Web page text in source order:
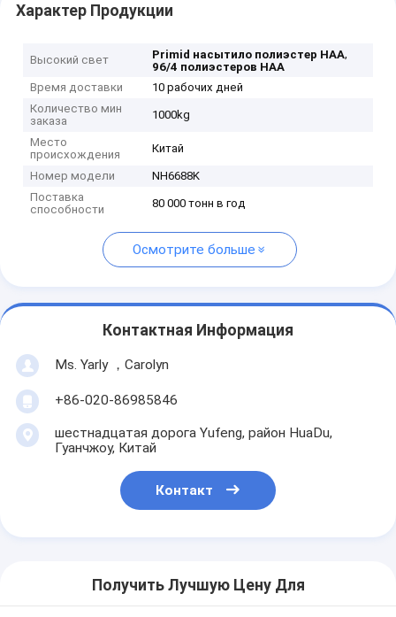
Характер Продукции
Высокий свет Primid насытило полиэстер HAA,
96/4 полиэстеров HAA
Время доставки
10 рабочих дней
Количество мин
заказа
1000kg
Место
происхождения
Китай
Номер модели
NH6688K
Поставка
способности
80 000 тонн в год
Осмотрите больше
Контактная Информация
Ms. Yarly ，Carolyn
+86-020-86985846
шестнадцатая дорога Yufeng, район HuaDu,
Гуанчжоу, Китай
Контакт
Получить Лучшую Цену Для